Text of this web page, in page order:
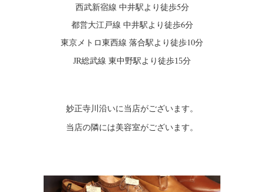
西武新宿線 中井駅より徒歩5分
都営大江戸線 中井駅より徒歩6分
東京メトロ東西線 落合駅より徒歩10分
JR総武線 東中野駅より徒歩15分
妙正寺川沿いに当店がございます。
当店の隣には美容室がございます。